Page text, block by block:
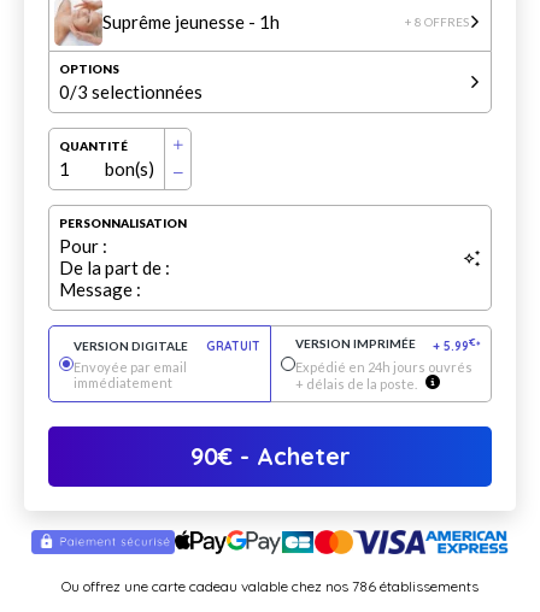
Suprême jeunesse - 1h + 8 OFFRES
OPTIONS
0/3 selectionnées
QUANTITÉ
1 bon(s)
PERSONNALISATION
Pour :
De la part de :
Message :
VERSION DIGITALE
GRATUIT
Envoyée par email
immédiatement
VERSION IMPRIMÉE + 5.99€*
Expédié en 24h jours ouvrés
+ délais de la poste.
90€- Acheter
Ou offrez une carte cadeau valable chez nos 786 établissements